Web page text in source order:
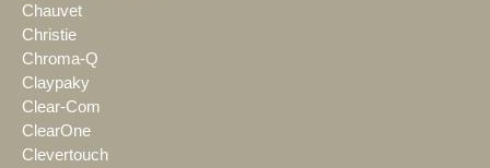
Chauvet
Christie
Chroma-Q
Claypaky
Clear-Com
ClearOne
Clevertouch